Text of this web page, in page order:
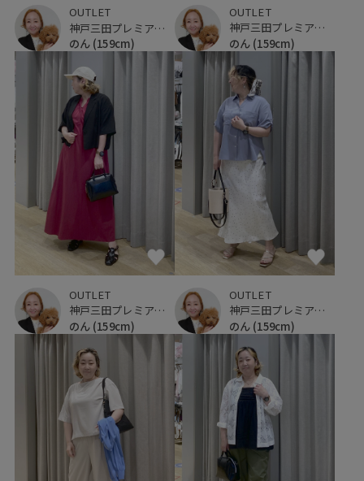
OUTLET
神戸三田プレミアム・アウトレット
のん (159cm)
OUTLET
神戸三田プレミアム・アウトレット
のん (159cm)
OUTLET
神戸三田プレミアム・アウトレット
のん (159cm)
OUTLET
神戸三田プレミアム・アウトレット
のん (159cm)